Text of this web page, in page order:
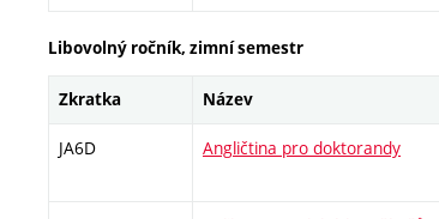
Libovolný ročník, zimní semestr
Zkratka Název
JA6D Angličtina pro doktorandy